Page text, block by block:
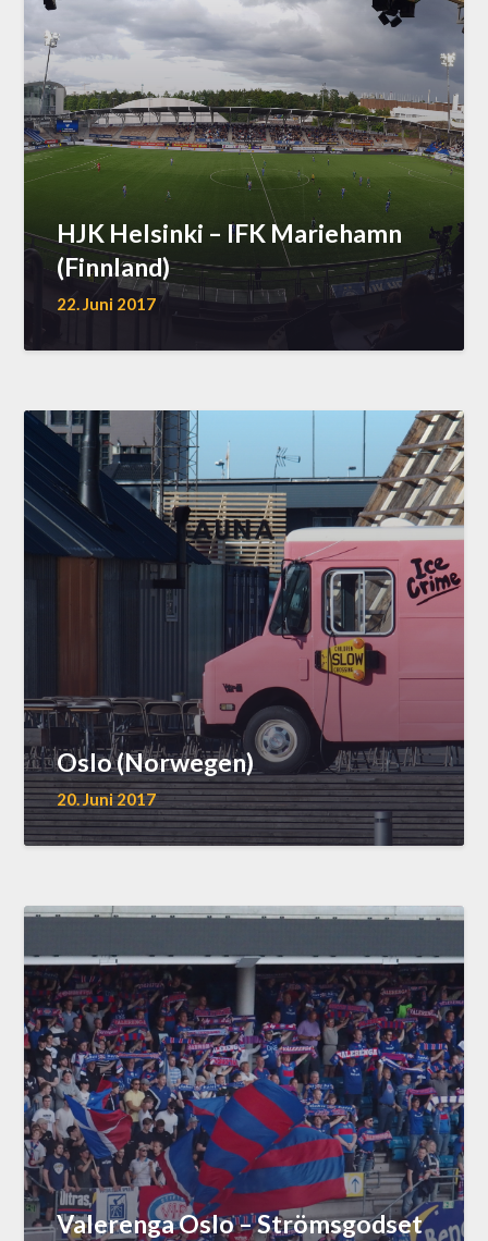
HJK Helsinki – IFK Mariehamn
(Finnland)
22. Juni 2017
Oslo (Norwegen)
20. Juni 2017
Valerenga Oslo – Strömsgodset